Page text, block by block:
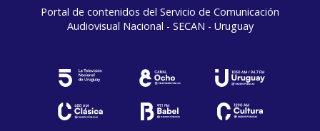
Portal de contenidos del Servicio de Comunicación
Audiovisual Nacional - SECAN - Uruguay